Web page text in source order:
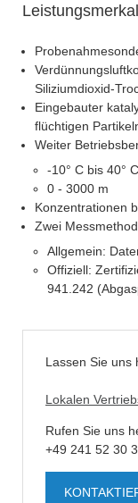
Siliziumdioxid-
Eingebauter
flüchtigen
Weiter
-10° C bis 40° C
0 - 3000 m
Konzentrationen
Zwei
Allgemein:
Offiziell:
941.242
Lassen Sie uns
Lokalen
Rufen Sie uns
+49 241 52 30